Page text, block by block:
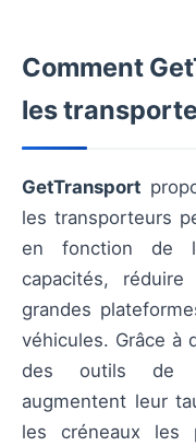
Comment
les
GetTransport
les transporteurs
en fonction de
capacités, réduire
grandes
véhicules. Grâce à
des outils de
augmentent leur
les créneaux les